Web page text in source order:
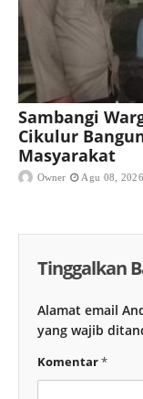
Sambangi
Cikulur
Masyarakat
Owner Agu 08, 2026
Tinggalkan
Alamat email
yang wajib
Komentar*